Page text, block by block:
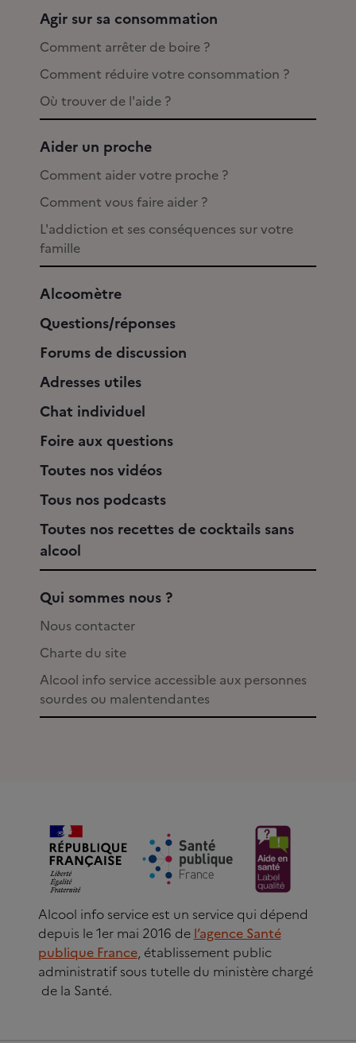
Agir sur sa consommation
Comment arrêter de boire ?
Comment réduire votre consommation ?
Où trouver de l'aide ?
Aider un proche
Comment aider votre proche ?
Comment vous faire aider ?
L'addiction et ses conséquences sur votre
famille
Alcoomètre
Questions/réponses
Forums de discussion
Adresses utiles
Chat individuel
Foire aux questions
Toutes nos vidéos
Tous nos podcasts
Toutes nos recettes de cocktails sans
alcool
Qui sommes nous ?
Nous contacter
Charte du site
Alcool info service accessible aux personnes
sourdes ou malentendantes
Alcool info service est un service qui dépend
depuis le 1er mai 2016 de l’agence Santé
publique France, établissement public
administratif sous tutelle du ministère chargé
de la Santé.